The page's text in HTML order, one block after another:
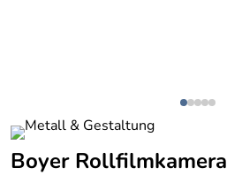
Boyer Rollfilmkamera